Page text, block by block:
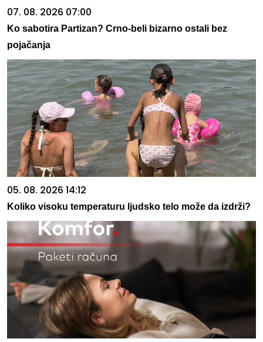
07. 08. 2026 07:00
Ko sabotira Partizan? Crno-beli bizarno ostali bez
pojačanja
05. 08. 2026 14:12
Koliko visoku temperaturu ljudsko telo može da izdrži?